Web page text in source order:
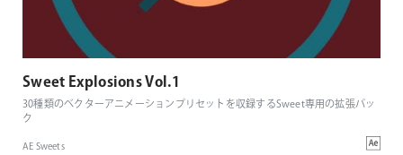
Sweet Explosions Vol.1
30種類のベクターアニメーションプリセットを収録するSweet専用の拡張パッ
ク
AE Sweets